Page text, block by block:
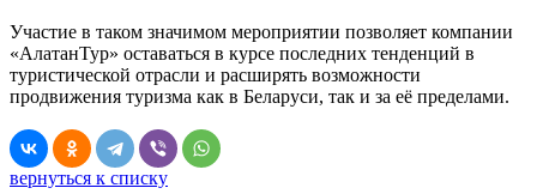
Участие в таком значимом мероприятии позволяет компании
«АлатанТур» оставаться в курсе последних тенденций в
туристической отрасли и расширять возможности
продвижения туризма как в Беларуси, так и за её пределами.
вернуться к списку